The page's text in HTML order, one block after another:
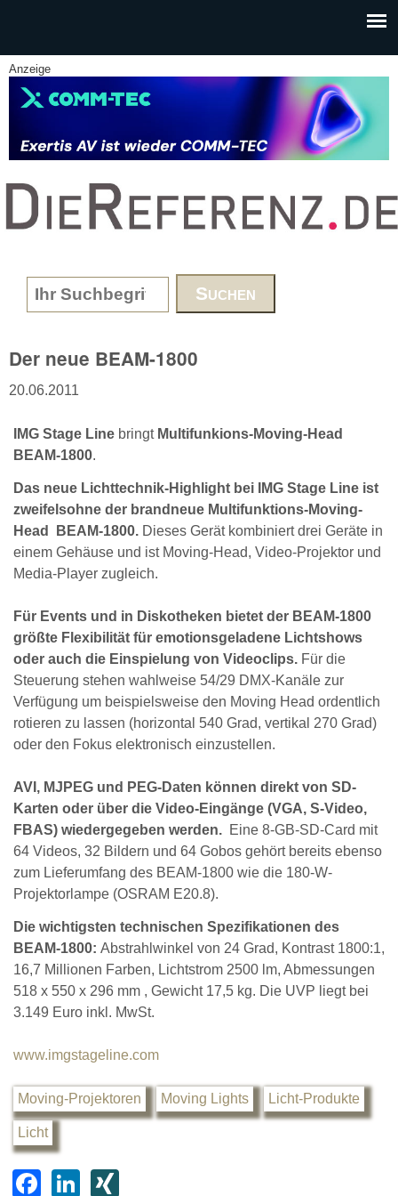
Anzeige
www.DieReferenz.de
Search form
Der neue BEAM-1800
20.06.2011
IMG Stage Line bringt Multifunkions-Moving-Head
BEAM-1800.
Das neue Lichttechnik-Highlight bei IMG Stage Line ist
zweifelsohne der brandneue Multifunktions-Moving-
Head BEAM-1800. Dieses Gerät kombiniert drei Geräte in
einem Gehäuse und ist Moving-Head, Video-Projektor und
Media-Player zugleich.
Für Events und in Diskotheken bietet der BEAM-1800
größte Flexibilität für emotionsgeladene Lichtshows
oder auch die Einspielung von Videoclips. Für die
Steuerung stehen wahlweise 54/29 DMX-Kanäle zur
Verfügung um beispielsweise den Moving Head ordentlich
rotieren zu lassen (horizontal 540 Grad, vertikal 270 Grad)
oder den Fokus elektronisch einzustellen.
AVI, MJPEG und PEG-Daten können direkt von SD-
Karten oder über die Video-Eingänge (VGA, S-Video,
FBAS) wiedergegeben werden. Eine 8-GB-SD-Card mit
64 Videos, 32 Bildern und 64 Gobos gehört bereits ebenso
zum Lieferumfang des BEAM-1800 wie die 180-W-
Projektorlampe (OSRAM E20.8).
Die wichtigsten technischen Spezifikationen des
BEAM-1800: Abstrahlwinkel von 24 Grad, Kontrast 1800:1,
16,7 Millionen Farben, Lichtstrom 2500 lm, Abmessungen
518 x 550 x 296 mm , Gewicht 17,5 kg. Die UVP liegt bei
3.149 Euro inkl. MwSt.
www.imgstageline.com
Moving-Projektoren Moving Lights Licht-Produkte
Licht
F
Li